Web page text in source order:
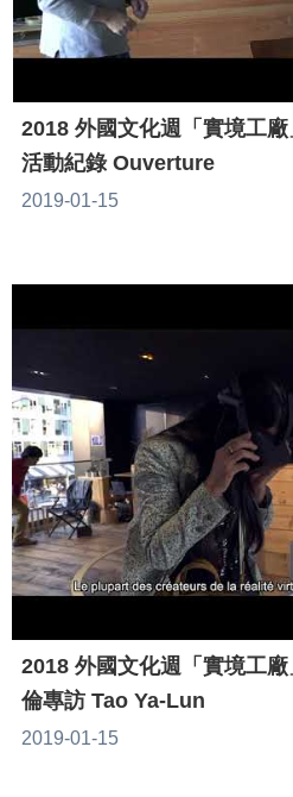
2018 外國文化週「實境工
活動紀錄 Ouverture
2019-01-15
2018 外國文化週「實境工
倫專訪 Tao Ya-Lun
2019-01-15